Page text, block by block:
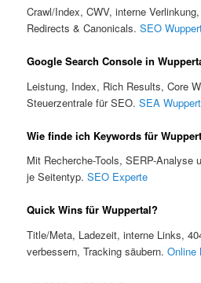
Crawl/Index, CWV, interne
Redirects & Canonicals.SEO
Google Search Console in
Leistung, Index, Rich Results, Core
Steuerzentrale für SEO.SEA
Wie finde ich Keywords für
Mit Recherche-Tools, SERP-Analyse
je Seitentyp.SEO Experte
Quick Wins für Wuppertal?
Title/Meta, Ladezeit, interne Links,
verbessern, Tracking säubern.Online